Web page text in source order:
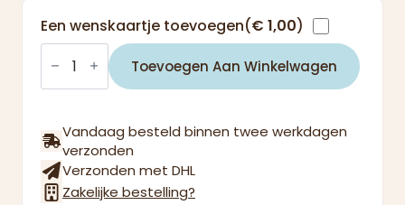
Een wenskaartje toevoegen(€ 1,00)
Chocolade
en
pakket
houten
tray
groot
aantal
Toevoegen Aan Winkelwagen
Vandaag besteld binnen twee werkdagen
verzonden
Verzonden met DHL
Zakelijke bestelling?